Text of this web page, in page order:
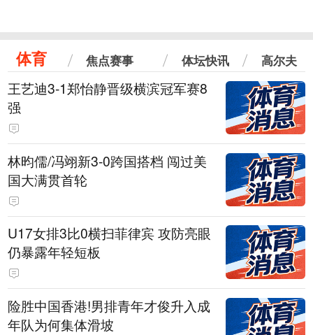
体育 焦点赛事 体坛快讯 高尔夫
王艺迪3-1郑怡静晋级横滨冠军赛8
强
林昀儒/冯翊新3-0跨国搭档 闯过美
国大满贯首轮
U17女排3比0横扫菲律宾 攻防亮眼
仍暴露年轻短板
险胜中国香港!男排青年才俊升入成
年队为何集体滑坡